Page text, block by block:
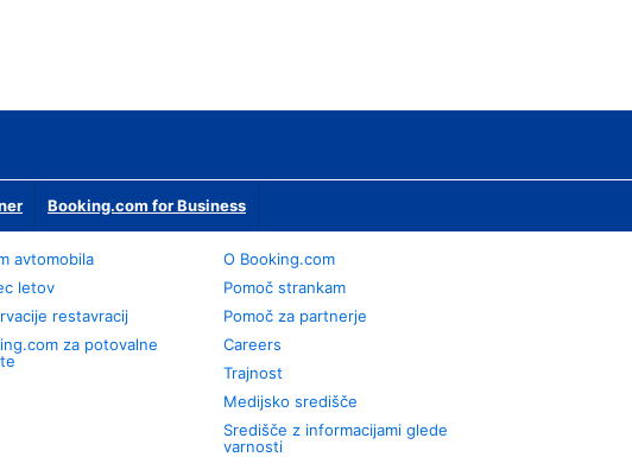
Booking.com for Business
avtomobila
letov
restavracij
za potovalne
O Booking.com
Pomoč strankam
Pomoč za partnerje
Careers
Trajnost
Medijsko središče
Središče z informacijami glede
varnosti